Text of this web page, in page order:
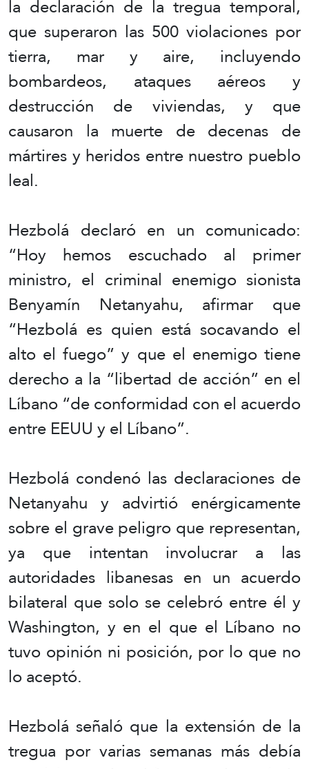
la declaración de la tregua temporal,
que superaron las 500 violaciones por
tierra, mar y aire, incluyendo
bombardeos, ataques aéreos y
destrucción de viviendas, y que
causaron la muerte de decenas de
mártires y heridos entre nuestro pueblo
leal.
Hezbolá declaró en un comunicado:
“Hoy hemos escuchado al primer
ministro, el criminal enemigo sionista
Benyamín Netanyahu, afirmar que
“Hezbolá es quien está socavando el
alto el fuego” y que el enemigo tiene
derecho a la “libertad de acción” en el
Líbano “de conformidad con el acuerdo
entre EEUU y el Líbano”.
Hezbolá condenó las declaraciones de
Netanyahu y advirtió enérgicamente
sobre el grave peligro que representan,
ya que intentan involucrar a las
autoridades libanesas en un acuerdo
bilateral que solo se celebró entre él y
Washington, y en el que el Líbano no
tuvo opinión ni posición, por lo que no
lo aceptó.
Hezbolá señaló que la extensión de la
tregua por varias semanas más debía